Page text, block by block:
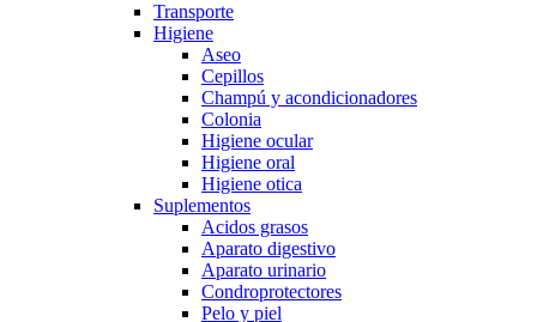
Transporte
Higiene
Aseo
Cepillos
Champú y acondicionadores
Colonia
Higiene ocular
Higiene oral
Higiene otica
Suplementos
Acidos grasos
Aparato digestivo
Aparato urinario
Condroprotectores
Pelo y piel